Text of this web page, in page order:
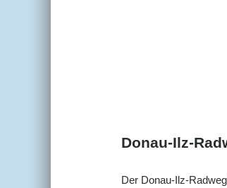
Donau-Ilz-
Der Donau-Ilz-